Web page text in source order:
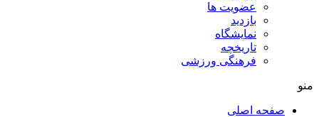
عضویت ها
بازدید
نمایشگاه
تاريخچه
فرهنگی ورزشی
منو
صفحه اصلی